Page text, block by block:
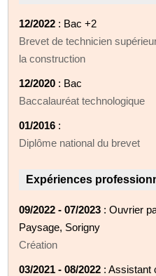
12/2022 : Bac +2
Brevet de technicien
la construction
12/2020 : Bac
Baccalauréat technologique
01/2016 :
Diplôme national du brevet
Expériences
09/2022 - 07/2023 : Ouvrier
Paysage, Sorigny
Création
03/2021 - 08/2022 : Assistant